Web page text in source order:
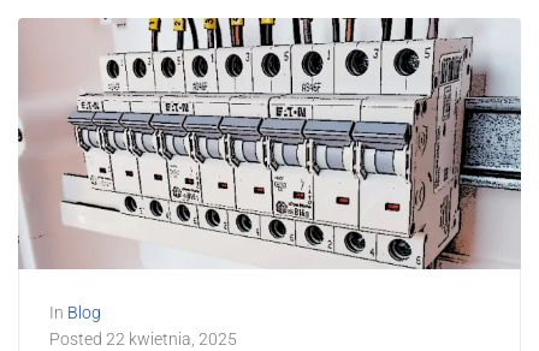
In Blog
Posted 22 kwietnia, 2025